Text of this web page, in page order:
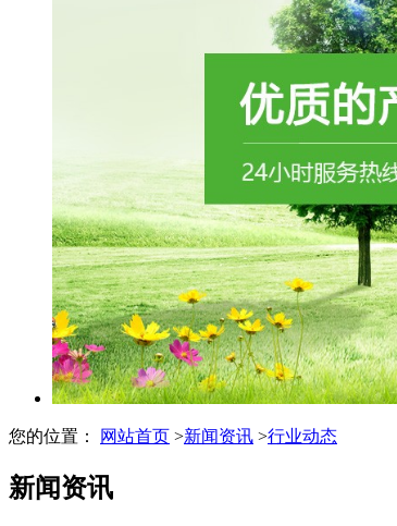
您的位置： 网站首页 >新闻资讯 >行业动态
新闻资讯